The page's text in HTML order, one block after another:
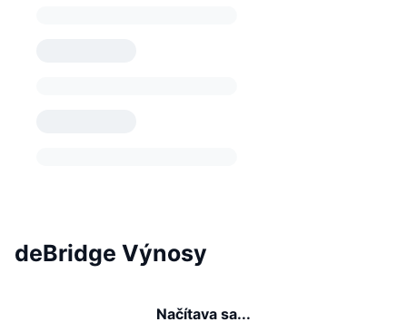
deBridge Výnosy
Načítava sa...